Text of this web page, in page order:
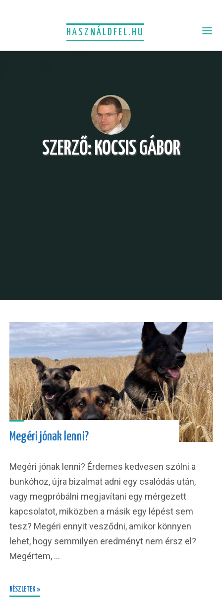
HASZNÁLDFEL.HU
SZERZŐ: KOCSIS GÁBOR
Megéri jónak lenni?
Megéri jónak lenni? Érdemes kedvesen szólni a
bunkóhoz, újra bizalmat adni egy csalódás után,
vagy megpróbálni megjavítani egy mérgezett
kapcsolatot, miközben a másik egy lépést sem
tesz? Megéri ennyit vesződni, amikor könnyen
lehet, hogy semmilyen eredményt nem érsz el?
Megértem, …
RÉSZLETEK »